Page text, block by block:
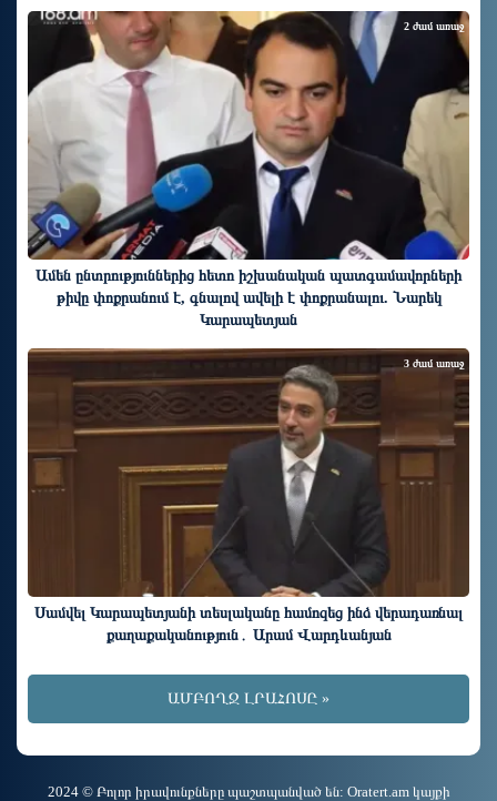
Ամեն ընտրություններից հետո իշխանական պատգամավորների
թիվը փոքրանում է, գնալով ավելի է փոքրանալու. Նարեկ
Կարապետյան
2 ժամ առաջ
Սամվել Կարապետյանի տեսլականը համոզեց ինձ վերադառնալ
քաղաքականություն․ Արամ Վարդևանյան
3 ժամ առաջ
ԱՄԲՈՂՋ ԼՐԱՀՈՍԸ »
2024 © Բոլոր իրավունքները պաշտպանված են: Oratert.am կայքի